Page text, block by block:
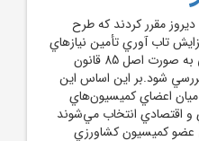
مقرر کردند که طرح
تاب آوري تأمين نيازهاي
غذايي در شرايط جنگي و بحراني به صورت اصل 85 قانون
شود.بر اين اساس اين
اعضاي کميسيون‌هاي
و اقتصادي انتخاب مي‌شوند
عضو کميسيون کشاورزي